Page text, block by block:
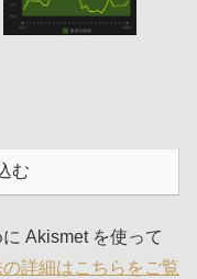
む
Akismet を使って
詳細はこちらをご覧